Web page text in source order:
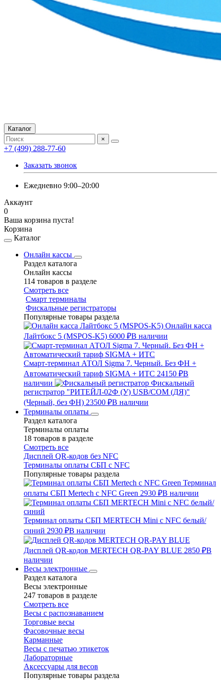
Каталог
×
+7 (499) 288-77-60
Заказать звонок
Ежедневно 9:00–20:00
Аккаунт
0
Ваша корзина пуста!
Корзина
Каталог
Онлайн кассы
Раздел каталога
Онлайн кассы
114 товаров в разделе
Смотреть все
Смарт терминалы
Фискальные регистраторы
Популярные товары раздела
Онлайн касса
Лайтбокс 5 (MSPOS-K5) 6000 ₽В наличии
Смарт-терминал АТОЛ Sigma 7. Черный. Без ФН +
Автоматический тариф SIGMA + ИТС 24150 ₽В
наличии
Фискальный
регистратор "РИТЕЙЛ-02Ф (У) USB/COM (ДЯ)"
(Черный, без ФН) 23500 ₽В наличии
Терминалы оплаты
Раздел каталога
Терминалы оплаты
18 товаров в разделе
Смотреть все
Дисплей QR-кодов без NFC
Терминалы оплаты СБП с NFC
Популярные товары раздела
Терминал
оплаты СБП Mertech с NFC Green 2930 ₽В наличии
Терминал оплаты СБП MERTECH Mini с NFC белый/
синий 2930 ₽В наличии
Дисплей QR-кодов MERTECH QR-PAY BLUE 2850 ₽В
наличии
Весы электронные
Раздел каталога
Весы электронные
247 товаров в разделе
Смотреть все
Весы с распознаванием
Торговые весы
Фасовочные весы
Карманные
Весы с печатью этикеток
Лабораторные
Аксессуары для весов
Популярные товары раздела